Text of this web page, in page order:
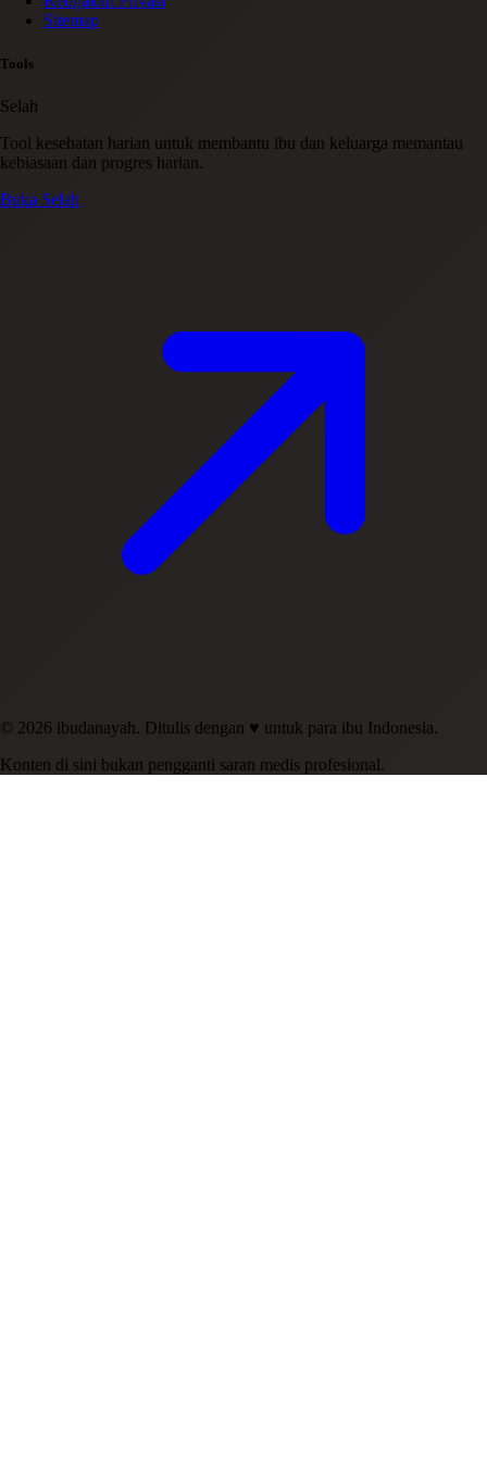
Sitemap
Tools
Selah
Tool kesehatan harian untuk membantu ibu dan keluarga memantau
kebiasaan dan progres harian.
Buka Selah
© 2026 ibudanayah. Ditulis dengan ♥ untuk para ibu Indonesia.
Konten di sini bukan pengganti saran medis profesional.